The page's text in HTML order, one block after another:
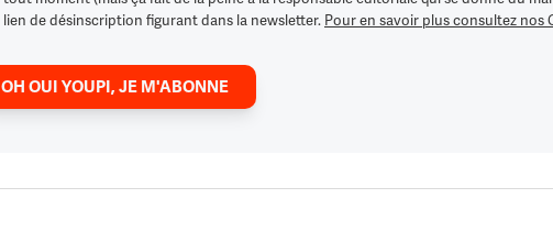
lien de désinscription figurant dans la newsletter. Pour en savoir plus consultez nos
OH OUI YOUPI, JE M'ABONNE